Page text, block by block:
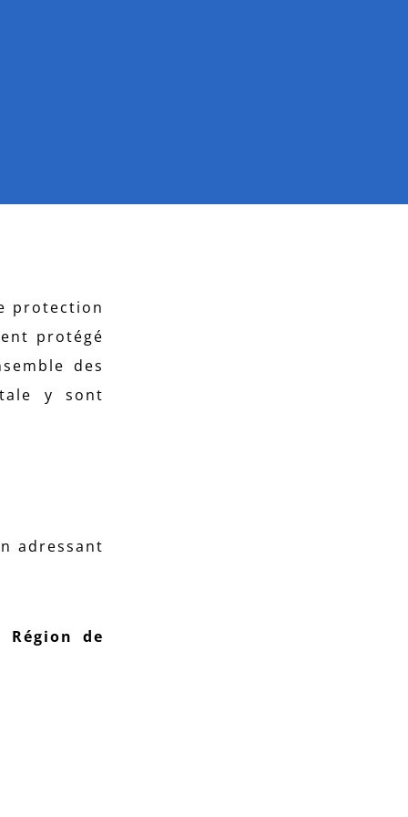
protection
protégé
des
y sont
adressant
Région de